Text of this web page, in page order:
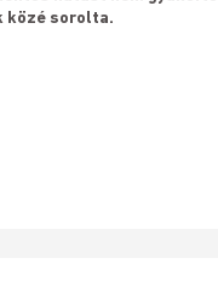
közé sorolta.